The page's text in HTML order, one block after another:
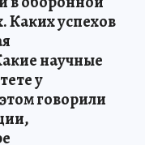
Каких успехов
научные
у
говорили